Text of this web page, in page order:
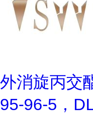
外消旋丙交
95-96-5，